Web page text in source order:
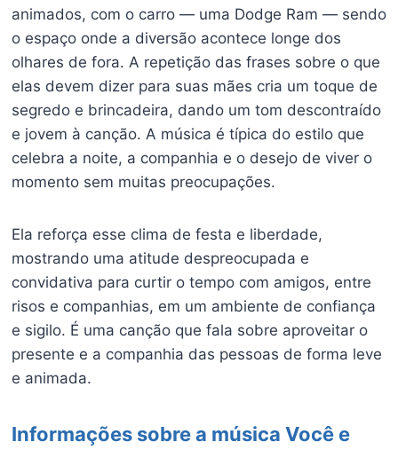
animados, com o carro — uma Dodge Ram — sendo
o espaço onde a diversão acontece longe dos
olhares de fora. A repetição das frases sobre o que
elas devem dizer para suas mães cria um toque de
segredo e brincadeira, dando um tom descontraído
e jovem à canção. A música é típica do estilo que
celebra a noite, a companhia e o desejo de viver o
momento sem muitas preocupações.
Ela reforça esse clima de festa e liberdade,
mostrando uma atitude despreocupada e
convidativa para curtir o tempo com amigos, entre
risos e companhias, em um ambiente de confiança
e sigilo. É uma canção que fala sobre aproveitar o
presente e a companhia das pessoas de forma leve
e animada.
Informações sobre a música Você e